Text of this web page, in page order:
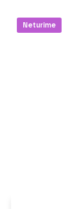
Neturime